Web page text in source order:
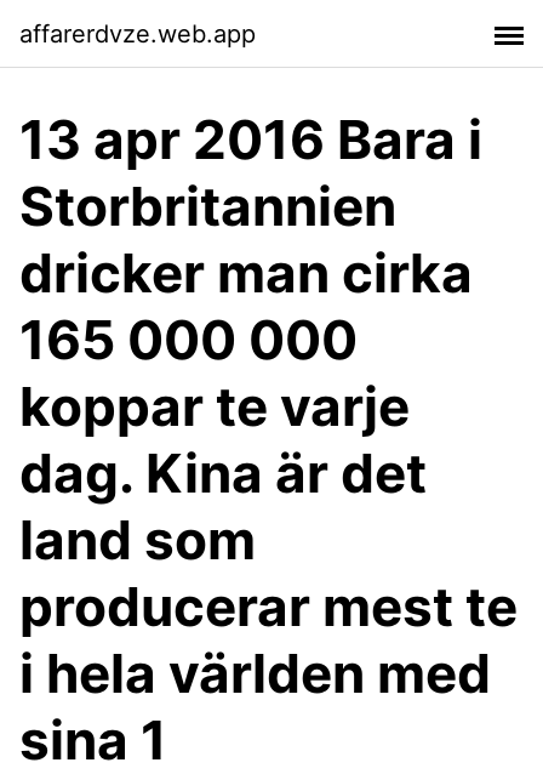
affarerdvze.web.app
13 apr 2016 Bara i
Storbritannien
dricker man cirka
165 000 000
koppar te varje
dag. Kina är det
land som
producerar mest te
i hela världen med
sina 1